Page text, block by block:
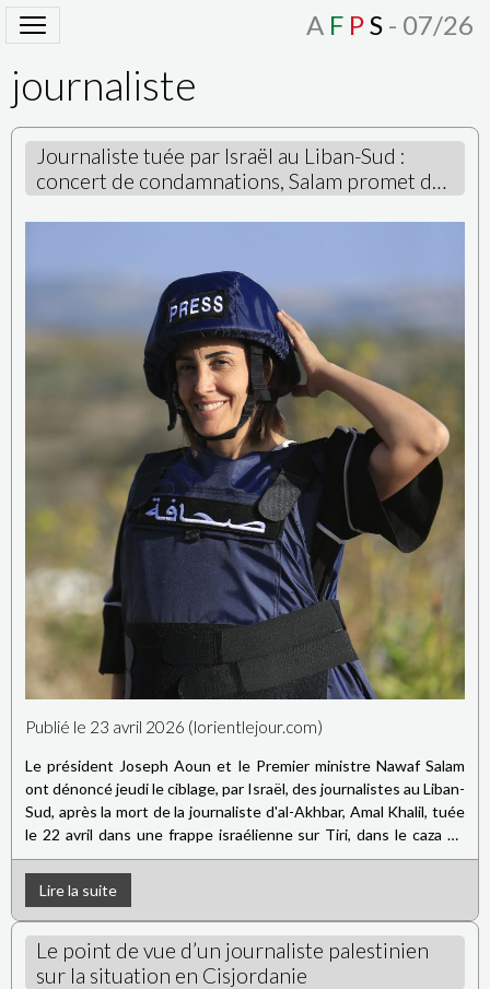
A F PS - 07/26
journaliste
Journaliste tuée par Israël au Liban-Sud :
concert de condamnations, Salam promet de
Publié le 23 avril 2026 (lorientlejour.com)
Le président Joseph Aoun et le Premier ministre Nawaf Salam
ont dénoncé jeudi le ciblage, par Israël, des journalistes au Liban-
Sud, après la mort de la journaliste d'al-Akhbar, Amal Khalil, tuée
le 22 avril dans une frappe israélienne sur Tiri, dans le caza de
Bint Jbeil. La journaliste se trouvait dans cette localité en
israélienne a eu lieu dans l’après-midi, suivie d’une seconde, qui
l’a ensevelie sous les décombres d’une maison où elle s'était
réfugiée.
Lire la suite
Le point de vue d’un journaliste palestinien
sur la situation en Cisjordanie